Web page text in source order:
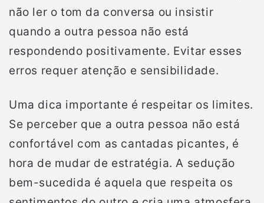
não ler o tom da conversa ou insistir
quando a outra pessoa não está
respondendo positivamente. Evitar esses
erros requer atenção e sensibilidade.
Uma dica importante é respeitar os limites.
Se perceber que a outra pessoa não está
confortável com as cantadas picantes, é
hora de mudar de estratégia. A sedução
bem-sucedida é aquela que respeita os